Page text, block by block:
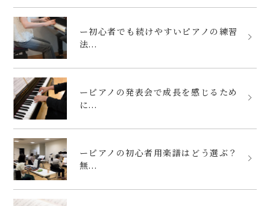
ー初心者でも続けやすいピアノの練習
法...
ーピアノの発表会で成長を感じるため
に...
ーピアノの初心者用楽譜はどう選ぶ？
無...